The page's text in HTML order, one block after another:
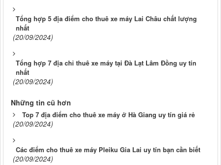
Tổng hợp 5 địa điểm cho thuê xe máy Lai Châu chất lượng
nhất
(20/09/2024)
Tổng hợp 7 địa chỉ thuê xe máy tại Đà Lạt Lâm Đồng uy tín
nhất
(20/09/2024)
Những tin cũ hơn
Top 7 địa điểm cho thuê xe máy ở Hà Giang uy tín giá rẻ
(20/09/2024)
Các điểm cho thuê xe máy Pleiku Gia Lai uy tín bạn cần biết
(20/09/2024)